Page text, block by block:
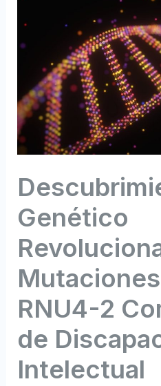
Genético
RNU4-2
de
Intelectual